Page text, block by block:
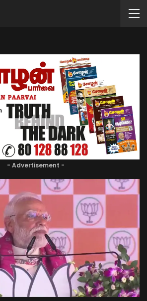
- Advertisement -